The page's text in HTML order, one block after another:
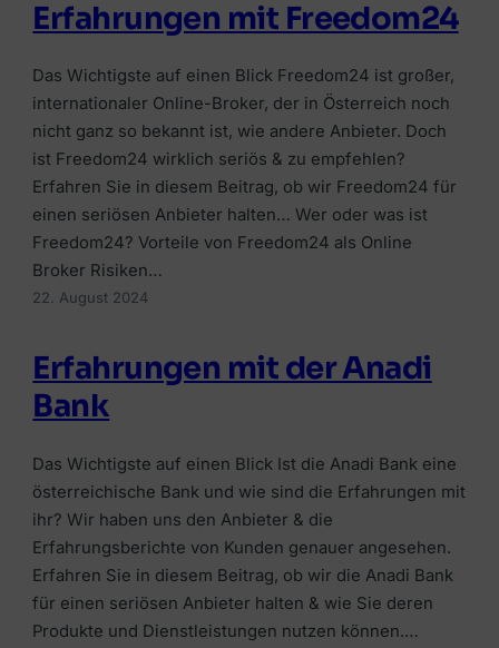
Erfahrungen mit Freedom24
Das Wichtigste auf einen Blick Freedom24 ist großer,
internationaler Online-Broker, der in Österreich noch
nicht ganz so bekannt ist, wie andere Anbieter. Doch
ist Freedom24 wirklich seriös & zu empfehlen?
Erfahren Sie in diesem Beitrag, ob wir Freedom24 für
einen seriösen Anbieter halten… Wer oder was ist
Freedom24? Vorteile von Freedom24 als Online
Broker Risiken…
22. August 2024
Erfahrungen mit der Anadi
Bank
Das Wichtigste auf einen Blick Ist die Anadi Bank eine
österreichische Bank und wie sind die Erfahrungen mit
ihr? Wir haben uns den Anbieter & die
Erfahrungsberichte von Kunden genauer angesehen.
Erfahren Sie in diesem Beitrag, ob wir die Anadi Bank
für einen seriösen Anbieter halten & wie Sie deren
Produkte und Dienstleistungen nutzen können.…